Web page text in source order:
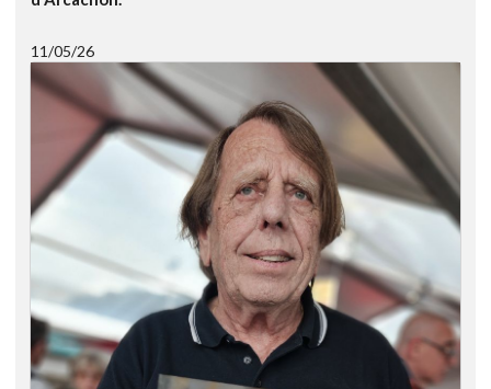
11/05/26